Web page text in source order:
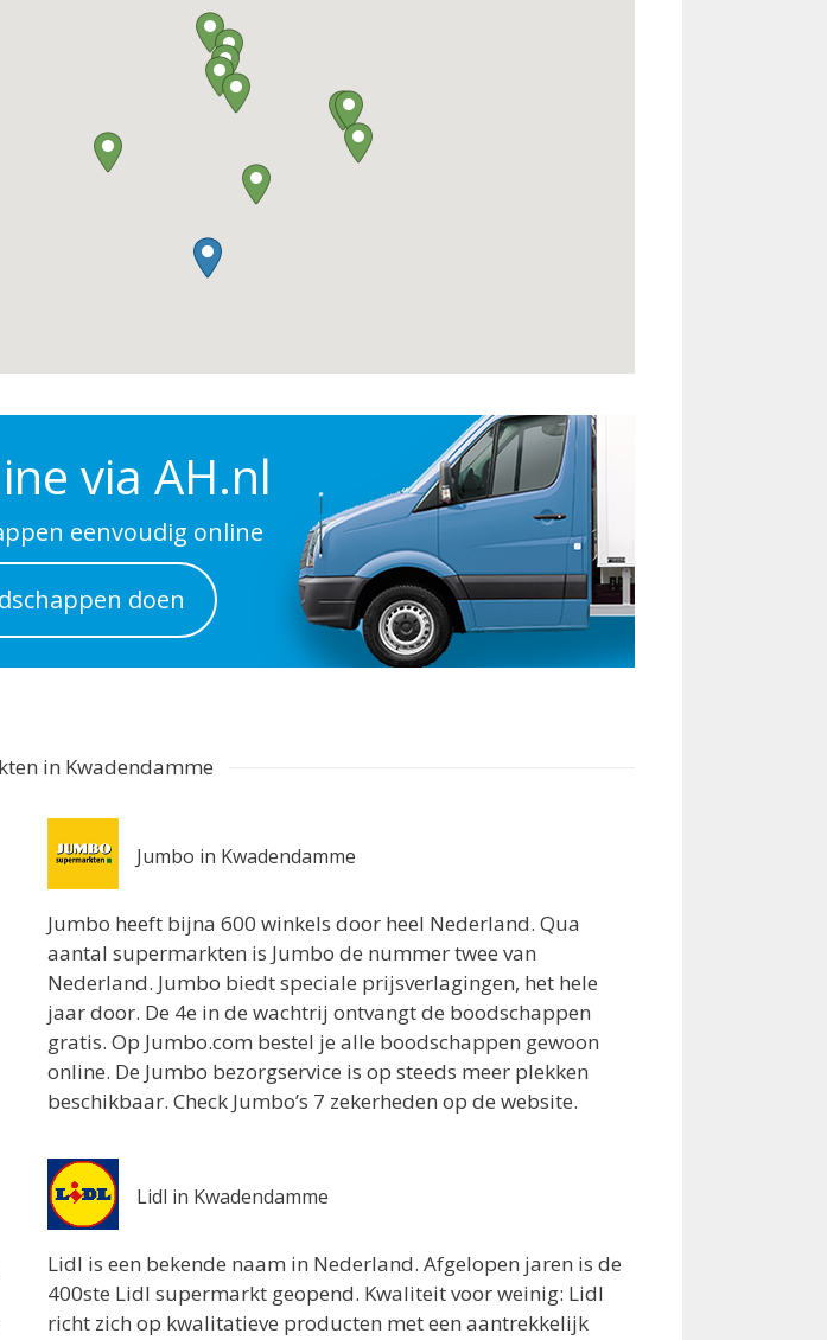
via AH.nl
eenvoudig online
doen
in Kwadendamme
Jumbo in Kwadendamme
Jumbo heeft bijna 600 winkels door heel Nederland. Qua
aantal supermarkten is Jumbo de nummer twee van
Nederland. Jumbo biedt speciale prijsverlagingen, het hele
jaar door. De 4e in de wachtrij ontvangt de boodschappen
gratis. Op Jumbo.com bestel je alle boodschappen gewoon
online. De Jumbo bezorgservice is op steeds meer plekken
beschikbaar. Check Jumbo’s 7 zekerheden op de website.
Lidl in Kwadendamme
Lidl is een bekende naam in Nederland. Afgelopen jaren is de
400ste Lidl supermarkt geopend. Kwaliteit voor weinig: Lidl
richt zich op kwalitatieve producten met een aantrekkelijk